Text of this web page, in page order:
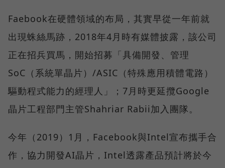
Faebook在硬體領域的布局，其實早從一年前就
出現蛛絲馬跡，2018年4月時有媒體披露，該公司
正在招兵買馬，開始招募「具備開發、管理
SoC（系統單晶片）/ASIC（特殊應用積體電路）
驅動程式能力的經理人」；7月時更延攬Google
晶片工程部門主管Shahriar Rabii加入團隊。
今年（2019）1月，Facebook與Intel宣布攜手合
作，協力開發AI晶片，Intel透露產品預計將於今